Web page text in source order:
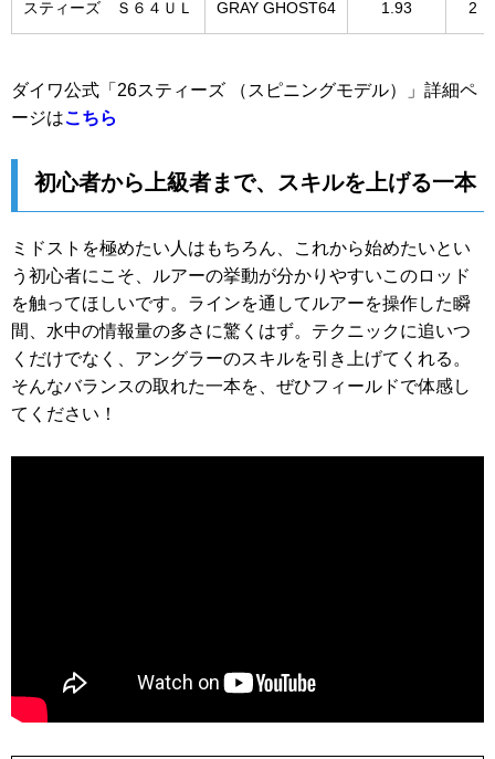
スティーズ Ｓ６４ＵＬ GRAY GHOST64 1.93 2
ダイワ公式「26スティーズ （スピニングモデル）」詳細ペ
ージはこちら
初心者から上級者まで、スキルを上げる一本
ミドストを極めたい人はもちろん、これから始めたいとい
う初心者にこそ、ルアーの挙動が分かりやすいこのロッド
を触ってほしいです。ラインを通してルアーを操作した瞬
間、水中の情報量の多さに驚くはず。テクニックに追いつ
くだけでなく、アングラーのスキルを引き上げてくれる。
そんなバランスの取れた一本を、ぜひフィールドで体感し
てください！